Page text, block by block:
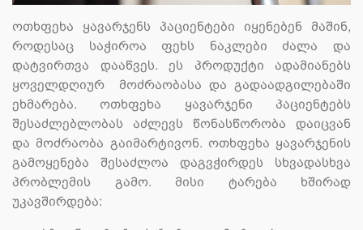
ოთხფეხა ყავარჯენს პაციენტები იყენებენ მაშინ,
როდესაც საჭიროა ფეხს ნაკლები ძალა და
დატვირთვა დააწვეს. ეს პროდუქტი ადამიანებს
ყოველდღიურ მოძრაობასა და გადაადგილებაში
ეხმარება. ოთხფეხა ყავარჯენი პაციენტებს
შესაძლებლობას აძლევს წონასწორობა დაიცვან
და მოძრაობა გაიმარტივონ. ოთხფეხა ყავარჯენის
გამოყენება შესაძლოა დაგვჭირდეს სხვადასხვა
პრობლემის გამო. მისი ტარება ხშირად
უკავშირდება: